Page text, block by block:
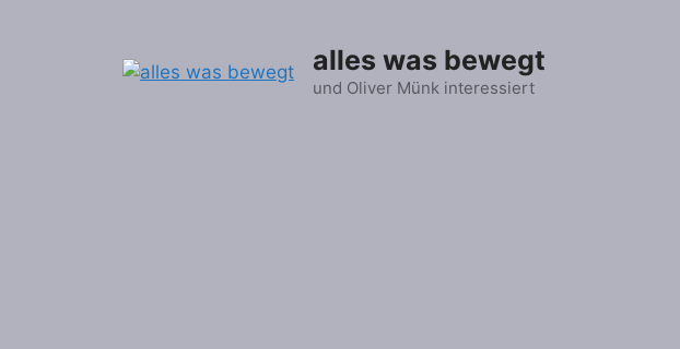
alles was bewegt
und Oliver Münk interessiert